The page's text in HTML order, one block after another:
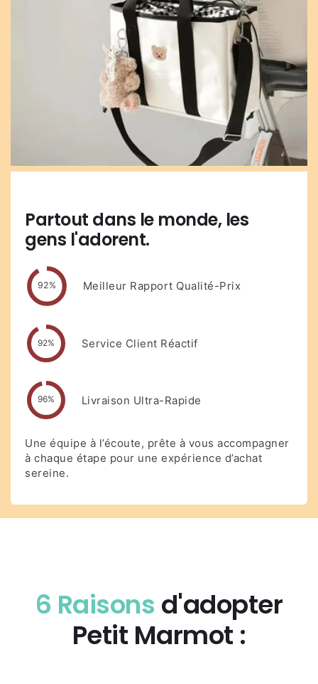
Partout dans le monde, les
gens l'adorent.
92% Meilleur Rapport Qualité-Prix
92% Service Client Réactif
96% Livraison Ultra-Rapide
Une équipe à l’écoute, prête à vous accompagner
à chaque étape pour une expérience d’achat
sereine.
6 Raisons d'adopter
Petit Marmot :